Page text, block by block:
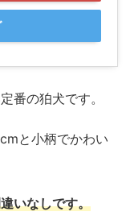
番の狛犬です。
と小柄でかわい
いなしです。